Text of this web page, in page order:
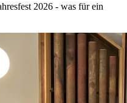
2026 - was für ein